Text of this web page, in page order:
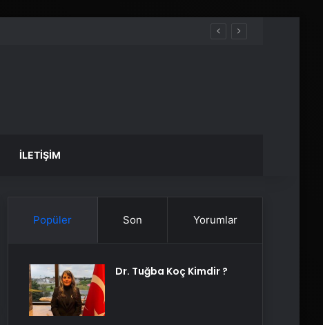
İLETIŞIM
Popüler Son Yorumlar
Dr. Tuğba Koç Kimdir ?